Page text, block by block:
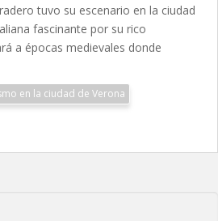
tuvo su escenario en la ciudad
fascinante por su rico
a épocas medievales donde
en la ciudad de Verona